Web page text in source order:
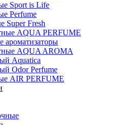
Sport is Life
Perfume
Super Fresh
AQUA PERFUME
ароматизаторы
AQUA AROMA
Aquatica
Odor Perfume
AIR PERFUME